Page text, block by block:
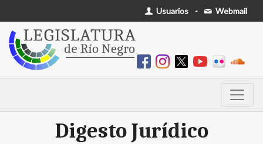
Usuarios - Webmail
Digesto Jurídico